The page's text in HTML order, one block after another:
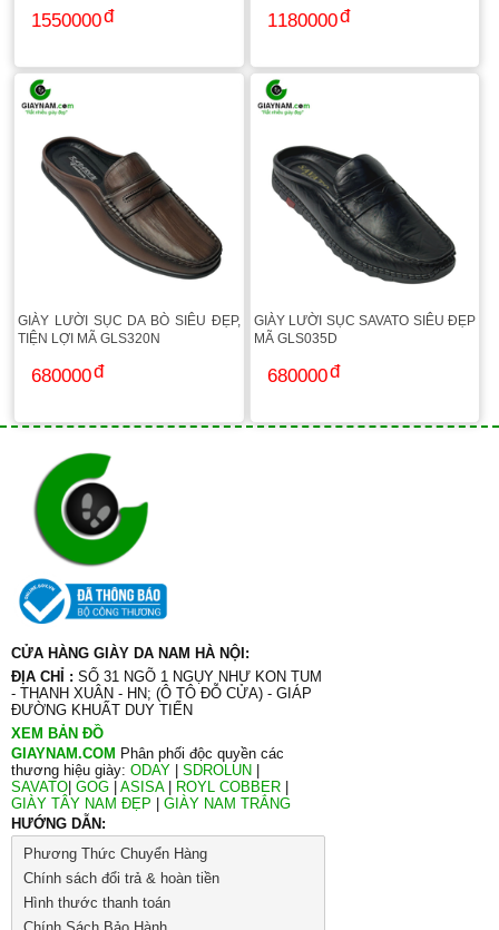
1550000 1180000
GIÀY LƯỜI SỤC DA BÒ SIÊU ĐẸP,
TIỆN LỢI MÃ GLS320N
680000
GIÀY LƯỜI SỤC SAVATO SIÊU ĐẸP
MÃ GLS035D
680000
CỬA HÀNG GIÀY DA NAM HÀ NỘI:
ĐỊA CHỈ : SỐ 31 NGÕ 1 NGỤY NHƯ KON TUM
- THANH XUÂN - HN; (Ô TÔ ĐỖ CỬA) - GIÁP
ĐƯỜNG KHUẤT DUY TIẾN
XEM BẢN ĐỒ
GIAYNAM.COM Phân phối độc quyền các
thương hiệu giày: ODAY | SDROLUN |
SAVATO| GOG | ASISA| ROYL COBBER |
GIÀY TÂY NAM ĐẸP | GIÀY NAM TRẮNG
HƯỚNG DẪN:
Phương Thức Chuyển Hàng
Chính sách đổi trả & hoàn tiền
Hình thước thanh toán